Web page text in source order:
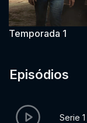
Temporada 1
Episódios
Serie 1